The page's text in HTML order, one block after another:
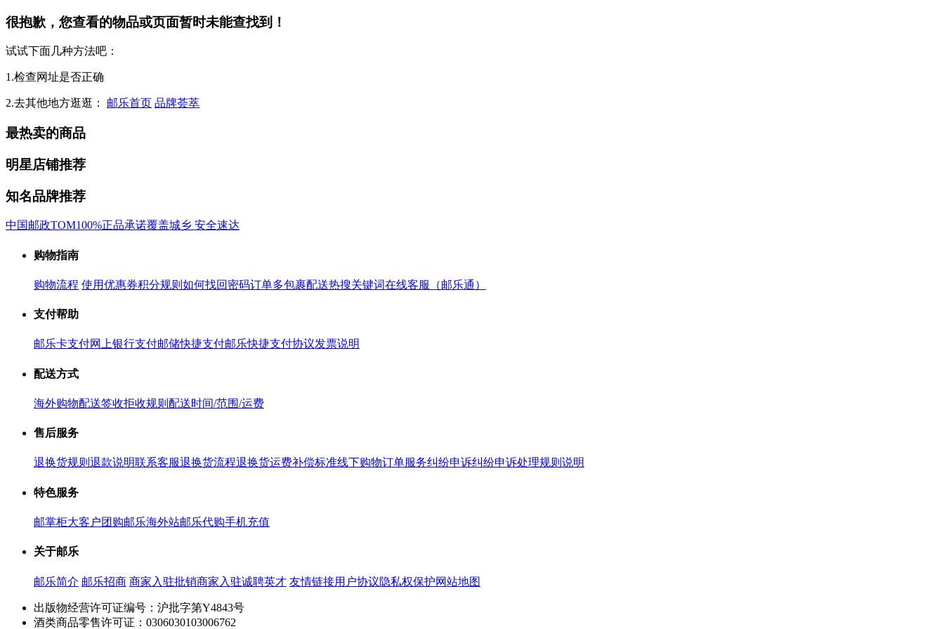
很抱歉，您查看的物品或页面暂时未能查找到！
试试下面几种方法吧：
1.检查网址是否正确
2.去其他地方逛逛： 邮乐首页 品牌荟萃
最热卖的商品
明星店铺推荐
知名品牌推荐
中国邮政TOM100%正品承诺覆盖城乡 安全速达
购物指南
购物流程 使用优惠券积分规则 如何找回密码订单多包裹配送热搜关键词在线客服（邮乐通）
支付帮助
邮乐卡支付网上银行支付邮储快捷支付邮乐快捷支付协议发票说明
配送方式
海外购物配送签收拒收规则 配送时间/范围/运费
售后服务
退换货规则 退款说明联系客服退换货流程退换货运费补偿标准线下购物订单服务纠纷申诉纠纷申诉处理规则说明
特色服务
邮掌柜大客户团购邮乐海外站邮乐代购手机充值
关于邮乐
邮乐简介 邮乐招商 商家入驻批销商家入驻诚聘英才 友情链接用户协议隐私权保护网站地图
出版物经营许可证编号：沪批字第Y4843号
酒类商品零售许可证：0306030103006762